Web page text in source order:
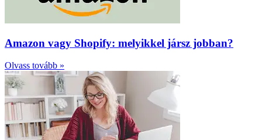
Amazon vagy Shopify: melyikkel jársz jobban?
Olvass tovább »